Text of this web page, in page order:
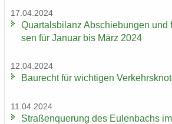
17.04.2024
Quar­tals­bi­lanz Ab­schie­bun­gen
sen für Ja­nu­ar bis März 2024
12.04.2024
Bau­recht für wich­ti­gen
11.04.2024
Stra­ßen­que­rung des Eu­len­bachs